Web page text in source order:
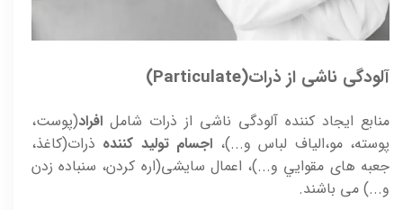
آلودگی ناشی از ذرات(Particulate)
منابع ايجاد کننده آلودگی ناشی از ذرات شامل افراد(پوست،
پوسته، مو،الياف لباس و...)، اجسام توليد کننده ذرات(کاغذ،
جعبه های مقوايي و...)، اعمال سايشی(اره کردن، سنباده زدن
و...) می باشند.